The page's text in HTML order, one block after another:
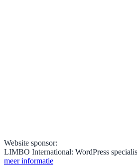
Website sponsor:
LIMBO International: WordPress
meer informatie